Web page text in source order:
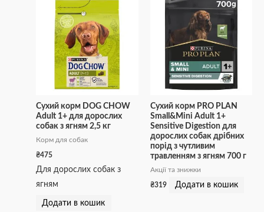
Сухий корм DOG CHOW
Adult 1+ для дорослих
собак з ягням 2,5 кг
Корм для собак
₴475
Для дорослих собак з
ягням
Додати в кошик
Сухий корм PRO PLAN
Small&Mini Adult 1+
Sensitive Digestion для
дорослих собак дрібних
порід з чутливим
травленням з ягням 700 г
Акції та знижки
₴319 Додати в кошик